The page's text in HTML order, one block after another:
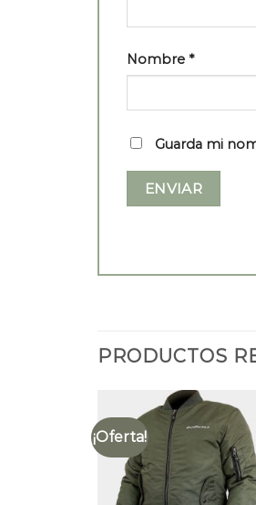
Nombre *
Guarda mi
PRODUCTOS
¡Oferta!